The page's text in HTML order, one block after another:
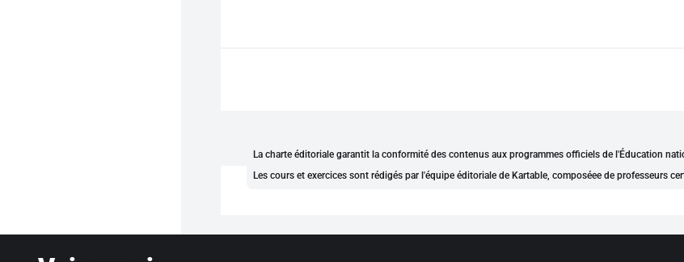
La charte éditoriale garantit la conformité des contenus aux programmes officiels de l'Éducation
Les cours et exercices sont rédigés par l'équipe éditoriale de Kartable, composéee de professeurs